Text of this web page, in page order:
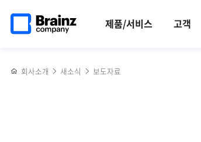
건너뛰기
제품/서비스 고객
페이지로
회사소개 새소식 보도자료